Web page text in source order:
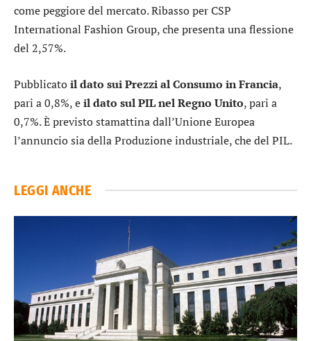
come peggiore del mercato. Ribasso perCSP
International Fashion Group, che presenta una flessione
del 2,57%.
Pubblicatoil dato sui Prezzi al Consumo in Francia,
pari a 0,8%, eil dato sul PIL nel Regno Unito, pari a
0,7%. È previsto stamattina dall’Unione Europea
l’annuncio sia della Produzione industriale, che del PIL.
LEGGI ANCHE